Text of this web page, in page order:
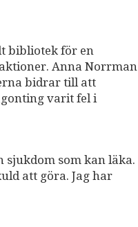
bibliotek för en
Anna Norrman
bidrar till att
varit fel i
som kan läka.
att göra. Jag har